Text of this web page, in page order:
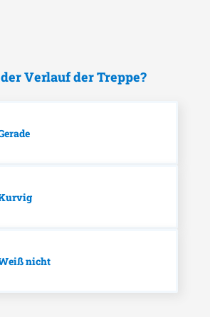
Verlauf der Treppe?
nicht